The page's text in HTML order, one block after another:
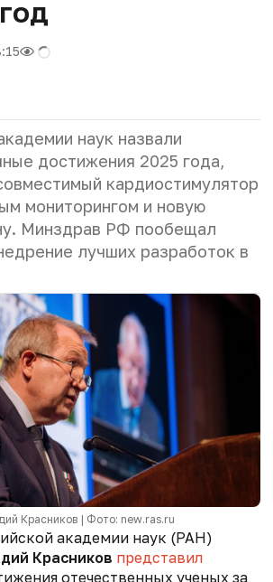
наук назвали
достижения 2025 года,
кардиостимулятор
мониторингом и новую
Минздрав РФ пообещал
лучших разработок в
Красников | Фото: new.ras.ru
академии наук (РАН)
Красников представил
отечественных ученых за